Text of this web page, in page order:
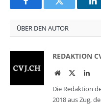
FacebookTwitter
ÜBER DEN AUTOR
REDAKTION
WebsiteTwitter
Die Redaktion
2018 aus Zug,